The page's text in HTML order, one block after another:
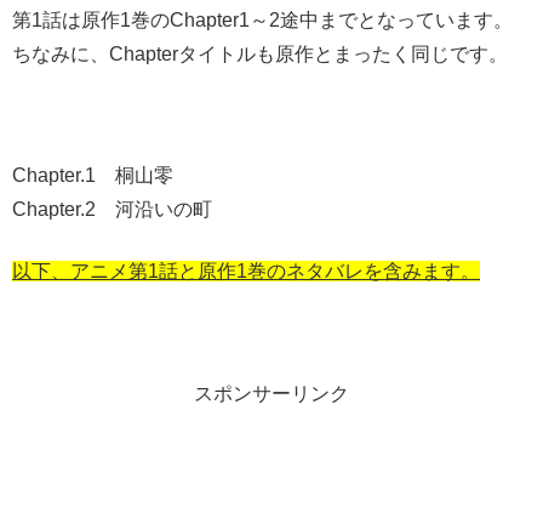
第1話は原作1巻のChapter1～2途中までとなっています。
ちなみに、Chapterタイトルも原作とまったく同じです。
Chapter.1 桐山零
Chapter.2 河沿いの町
以下、アニメ第1話と原作1巻のネタバレを含みます。
スポンサーリンク